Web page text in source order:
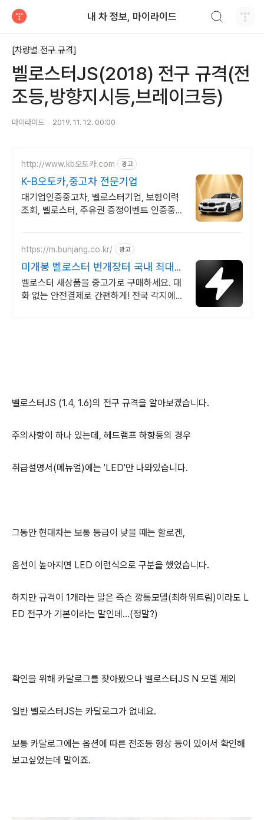
내 차 정보, 마이라이드
[차량별 전구 규격]
벨로스터JS(2018) 전구 규격(전
조등,방향지시등,브레이크등)
마이라이드 2019. 11. 12. 00:00
http://www.kb오토카.com 광고
K-B오토카,중고차 전문기업
대기업인증중고차, 벨로스터기업, 보험이력
조회, 벨로스터, 주유권 증정이벤트 인증중고
https://m.bunjang.co.kr/ 광고
미개봉 벨로스터 번개장터 국내 최대
브랜드 중고거래
벨로스터 새상품을 중고가로 구매하세요. 대
화 없는 안전결제로 간편하게! 전국 각지에서
벨로스터JS (1.4, 1.6)의 전구 규격을 알아보겠습니다.
주의사항이 하나 있는데, 헤드램프 하향등의 경우
취급설명서(메뉴얼)에는 'LED'만 나와있습니다.
그동안 현대차는 보통 등급이 낮을 때는 할로겐,
옵션이 높아지면 LED 이런식으로 구분을 했었습니다.
하지만 규격이 1개라는 말은 즉슨 깡통모델(최하위트림)이라도 L
ED 전구가 기본이라는 말인데...(정말?)
확인을 위해 카달로그를 찾아봤으나 벨로스터JS N 모델 제외
일반 벨로스터JS는 카달로그가 없네요.
보통 카달로그에는 옵션에 따른 전조등 형상 등이 있어서 확인해
보고싶었는데 말이죠.